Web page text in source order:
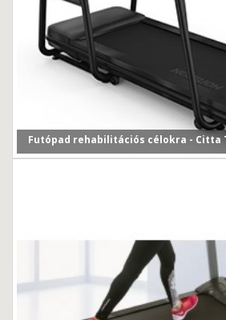
Futópad rehabilitációs célokra - Citta